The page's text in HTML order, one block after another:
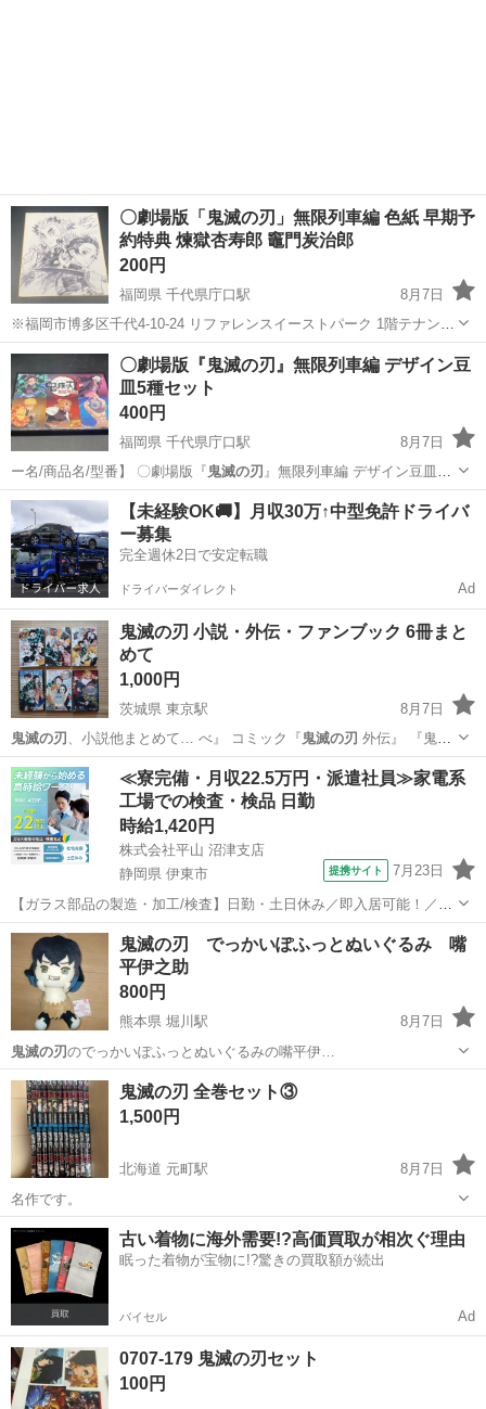
〇劇場版「鬼滅の刃」無限列車編 色紙 早期予
約特典 煉獄杏寿郎 竈門炭治郎
200円
福岡県 千代県庁口駅
8月7日
※福岡市博多区千代4-10-24 リファレンスイーストパーク 1階テナント
での受け渡しになります。 配達ご希望の方は要相談できます！ 【メ
ーカー名/商品名/型番】 【⭐️全額返金保証⭐️】◯①ダイニングテーブ...
福岡 福岡市 千代県庁口駅 その他
〇劇場版『鬼滅の刃』無限列車編 デザイン豆
皿5種セット
400円
福岡県 千代県庁口駅
8月7日
ー名/商品名/型番】 〇劇場版『 鬼滅の刃 』無限列車編 デザイン豆皿5
種セット…
福岡 福岡市 千代県庁口駅 食器
【未経験OK🚚】月収30万↑中型免許ドライバ
ー募集
完全週休2日で安定転職
ドライバーダイレクト Ad
鬼滅の刃 小説・外伝・ファンブック 6冊まと
めて
1,000円
茨城県 東京駅
8月7日
鬼滅の刃 、小説他まとめて… べ』 コミック『 鬼滅の刃 外伝』 『鬼
滅… 殺隊見聞録』 『鬼滅の刃公式ファンブッ…
茨城 土浦市 東京駅 マンガ、コミック、アニメ
鬼滅の刃
≪寮完備・月収22.5万円・派遣社員≫家電系
工場での検査・検品 日勤
時給1,420円
株式会社平山 沼津支店
静岡県 伊東市
提携サイト 7月23日
【ガラス部品の製造・加工/検査】日勤・土日休み／即入居可能！／伊
豆でのんびりライフ♪ ガラス部品の製造・加工/検査 【株式会社平山で
の正社員採用（無期雇用派遣）となります】 「2人で同じ職場で働き
たい」 「仕事も休みも一...
静岡 伊東市 その他
鬼滅の刃 でっかいぽふっとぬいぐるみ 嘴
平伊之助
800円
熊本県 堀川駅
8月7日
鬼滅の刃のでっかいぽふっとぬいぐるみの嘴平伊…
熊本 熊本市 堀川駅 生活雑貨 鬼滅の刃
鬼滅の刃 全巻セット③
1,500円
北海道 元町駅
8月7日
名作です。
北海道 札幌市 元町駅 マンガ、コミック、アニメ
鬼滅の刃
古い着物に海外需要!?高価買取が相次ぐ理由
眠った着物が宝物に!?驚きの買取額が続出
バイセル Ad
0707-179 鬼滅の刃セット
100円